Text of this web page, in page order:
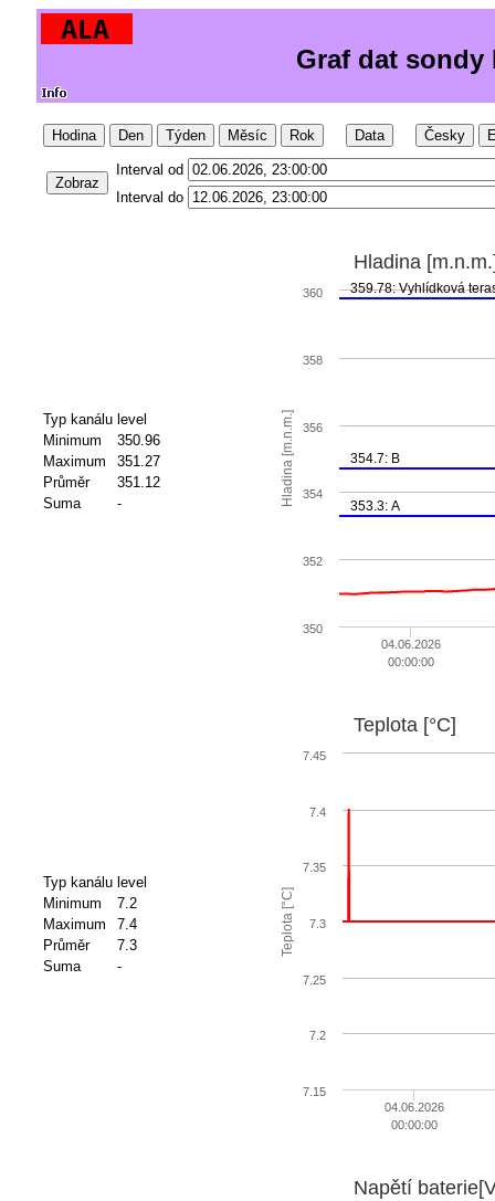
Graf dat sondy
Hodina Den Týden Měsíc Rok Data Česky
Zobraz
Interval od
Interval do
Typ kanálu level
Minimum
350.96
Maximum
351.27
Průměr
351.12
Suma
- Hladina [m.n.m.]
Hladina
353.3: A
354.7: B
359.78: Vyhlídková
04.06.2026
00:00:00
350
352
354
356
358
360
Typ kanálu level
Minimum
7.2
Maximum
7.4
Průměr
7.3
Suma
-
Teplota [°C]
Teplota [°C]
04.06.2026
00:00:00
7.15
7.2
7.25
7.3
7.35
7.4
7.45
Napětí